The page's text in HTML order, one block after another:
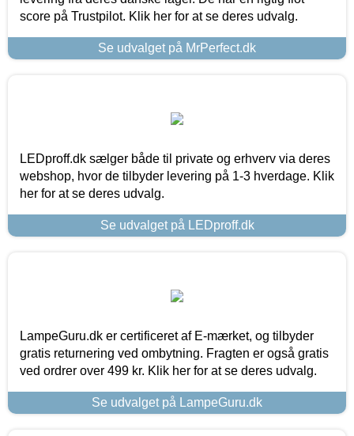
score på Trustpilot. Klik her for at se deres udvalg.
Se udvalget på MrPerfect.dk
LEDproff.dk sælger både til private og erhverv via deres
webshop, hvor de tilbyder levering på 1-3 hverdage. Klik
her for at se deres udvalg.
Se udvalget på LEDproff.dk
LampeGuru.dk er certificeret af E-mærket, og tilbyder
gratis returnering ved ombytning. Fragten er også gratis
ved ordrer over 499 kr. Klik her for at se deres udvalg.
Se udvalget på LampeGuru.dk